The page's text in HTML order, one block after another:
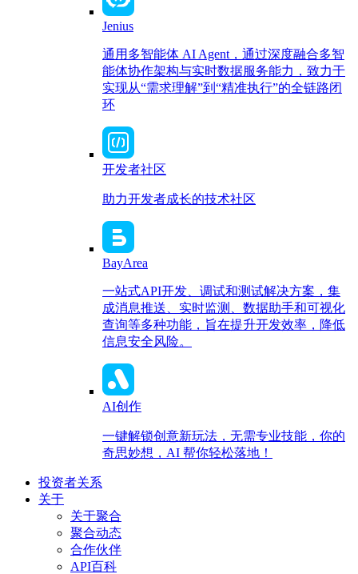
Jenius
通用多智能体 AI Agent，通过深度融合多智
能体协作架构与实时数据服务能力，致力于
实现从“需求理解”到“精准执行”的全链路闭
环
开发者社区
助力开发者成长的技术社区
BayArea
一站式API开发、调试和测试解决方案，集
成消息推送、实时监测、数据助手和可视化
查询等多种功能，旨在提升开发效率，降低
信息安全风险。
AI创作
一键解锁创意新玩法，无需专业技能，你的
奇思妙想，AI 帮你轻松落地！
投资者关系
关于
关于聚合
聚合动态
合作伙伴
API百科